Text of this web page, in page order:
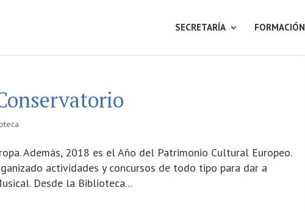
SECRETARÍA FORMACIÓN
Además, 2018 es el Año del Patrimonio Cultural Europeo.
actividades y concursos de todo tipo para dar a
Desde la Biblioteca...